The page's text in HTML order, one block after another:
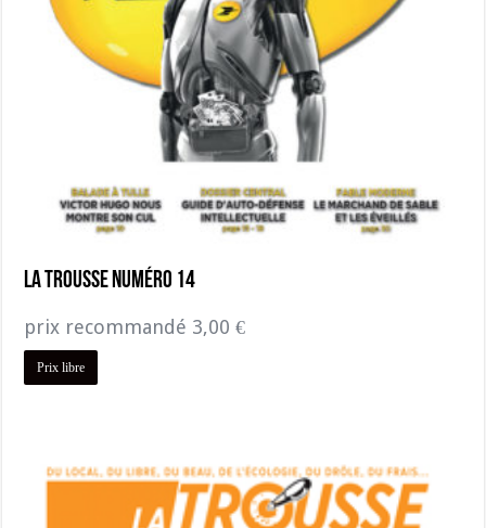
La Trousse numéro 14
prix recommandé 3,00€
Prix libre